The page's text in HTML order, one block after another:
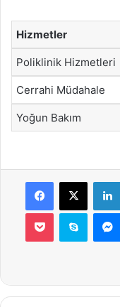
Hizmetler
Poliklinik Hizmetleri
Cerrahi Müdahale
Yoğun Bakım
Facebook
X
Pocket Skype